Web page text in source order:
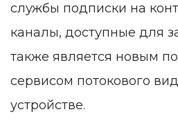
службы подписки на
каналы, доступные для
также является новым
сервисом потокового
устройстве.